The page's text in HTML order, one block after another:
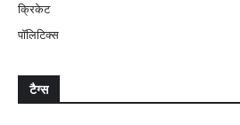
क्रिकेट
पॉलिटिक्स
टैग्स